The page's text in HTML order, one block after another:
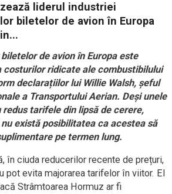
liderul industriei
biletelor de avion în Europa
de avion în Europa este
costurilor ridicate ale combustibilului
declarațiilor lui Willie Walsh, șeful
a Transportului Aerian. Deși unele
tarifele din lipsă de cerere,
există posibilitatea ca acestea să
pe termen lung.
în ciuda reducerilor recente de prețuri,
pot evita majorarea tarifelor în viitor. El
Strâmtoarea Hormuz ar fi